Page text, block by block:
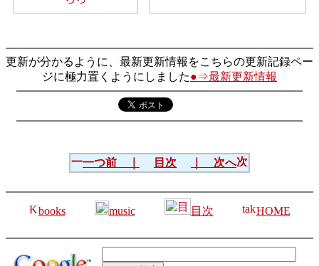
更新が分かるように、最新更新情報をこちらの更新記録ペー
ジに極力置くようにしました●⇒最新更新情報
一つ前 ｜ 目次 ｜ 次へ
books music 目次 HOME